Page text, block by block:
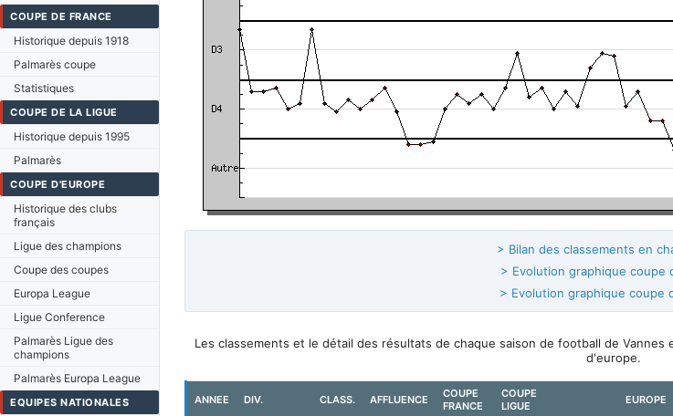
COUPE DE FRANCE
Historique depuis 1918
Palmarès coupe
Statistiques
COUPE DE LA LIGUE
Historique depuis 1995
Palmarès
COUPE D'EUROPE
Historique des clubs
français
Ligue des champions
Coupe des coupes
Europa League
Ligue Conference
Palmarès Ligue des
champions
Palmarès Europa League
EQUIPES NATIONALES
> Bilan des classements en
> Evolution graphique coupe
> Evolution graphique coupe
Les classements et le détail des résultats de chaque saison de football de
d'europe.
ANNEE DIV. CLASS. AFFLUENCE
COUPE
FRANCE
COUPE
LIGUE
EUROPE